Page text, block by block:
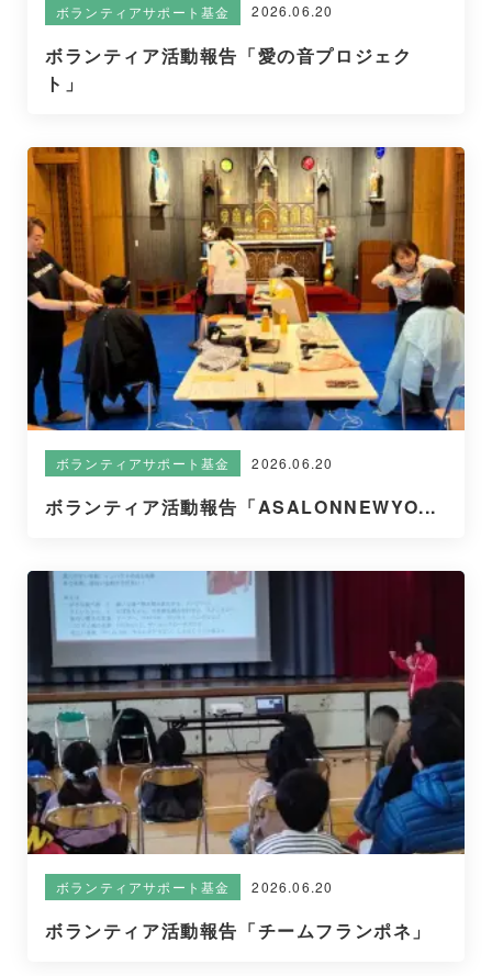
ボランティアサポート基金 2026.06.20
ボランティア活動報告「愛の音プロジェク
ト」
ボランティアサポート基金 2026.06.20
ボランティア活動報告「ASALONNEWYO...
ボランティアサポート基金 2026.06.20
ボランティア活動報告「チームフランポネ」